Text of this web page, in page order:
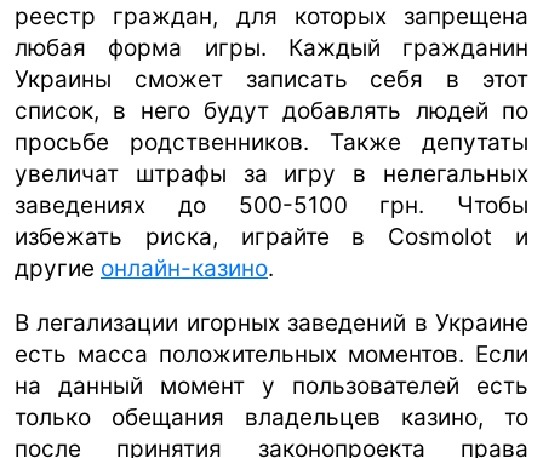
реестр граждан, для которых запрещена
любая форма игры. Каждый гражданин
Украины сможет записать себя в этот
список, в него будут добавлять людей по
просьбе родственников. Также депутаты
увеличат штрафы за игру в нелегальных
заведениях до 500-5100 грн. Чтобы
избежать риска, играйте в Cosmolot и
другие онлайн-казино.
В легализации игорных заведений в Украине
есть масса положительных моментов. Если
на данный момент у пользователей есть
только обещания владельцев казино, то
после принятия законопроекта права